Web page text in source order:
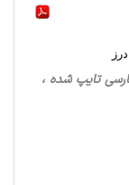
نساجی، 13 صفحه فارسی تایپ شده ،